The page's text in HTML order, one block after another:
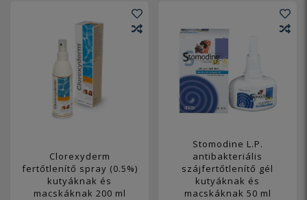
Clorexyderm
fertőtlenítő spray (0.5%)
kutyáknak és
macskáknak 200 ml
Stomodine L.P.
antibakteriális
szájfertőtlenítő gél
kutyáknak és
macskáknak 50 ml